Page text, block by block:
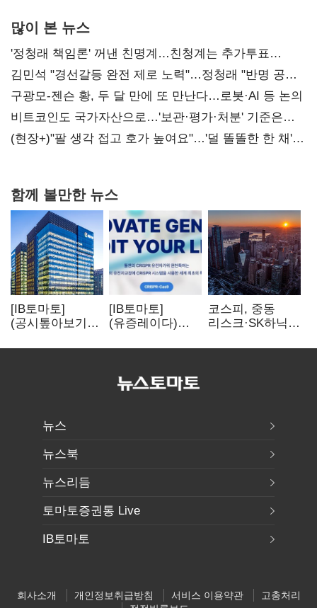
많이 본 뉴스
'정청래 책임론' 꺼낸 친명계…친청계는 추가투표
때리기
김민석 "경선갈등 완전 제로 노력"…정청래 "반명 공세
사과부터"
구광모-젠슨 황, 두 달 만에 또 만난다…로봇·AI 등 논의
비트코인도 국가자산으로…'보관·평가·처분' 기준은
숙제
(현장+)"팔 생각 접고 호가 높여요"…'덜 똘똘한 한 채'
함께 볼만한 뉴스
[IB토마토]
(공시톺아보기)
바로 매출로
[IB토마토]
(유증레이다)
3분의 1 토막…
비용부터 챙긴다
코스피, 중동
리스크·SK하닉
뒷걸음
뉴스
뉴스북
뉴스리듬
토마토증권통 Live
IB토마토
회사소개 개인정보취급방침 서비스 이용약관
고충처리